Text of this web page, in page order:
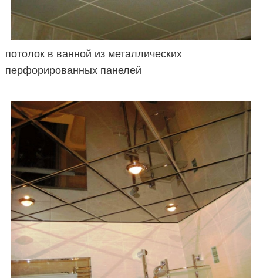
потолок в ванной из металлических
перфорированных панелей